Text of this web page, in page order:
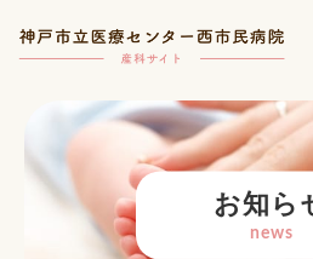
お知ら
news